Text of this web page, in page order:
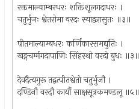
रक्तमाल्याम्बरधरः शक्तिशूलगदाधरः ।
चतुर्भुजः श्वेतरोमा वरदः स्याद्वरासुतः ॥३॥
पीतमाल्याम्बधरः कर्णिकारसमद्युतिः ।
खङ्गचर्म्मगदापाणिः सिंहस्थो वरदो बुधः ॥३॥
देवदैत्यगुरू तद्वत्पीतश्वेतो चतुर्भुजौ ।
दण्डिनौ वरदौ कार्यौ साक्षसूत्रकमण्डलू ॥५॥